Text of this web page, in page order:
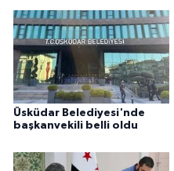
Üsküdar Belediyesi'nde
başkanvekili belli oldu